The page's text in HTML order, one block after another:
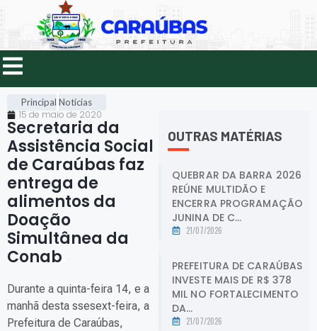
Principal Notícias
15 de maio de 2020
Secretaria da
Assistência Social
de Caraúbas faz
entrega de
alimentos da
Doação
Simultânea da
Conab
Durante a quinta-feira 14, e a
manhã desta ssesext-feira, a
Prefeitura de Caraúbas,
OUTRAS MATÉRIAS
QUEBRAR DA BARRA 2026
REÚNE MULTIDÃO E
ENCERRA PROGRAMAÇÃO
JUNINA DE C...
21/07/2026
PREFEITURA DE CARAÚBAS
INVESTE MAIS DE R$ 378
MIL NO FORTALECIMENTO
DA...
21/07/2026